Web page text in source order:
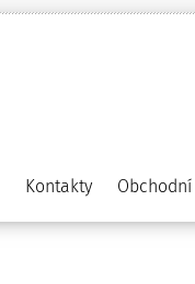
Kontakty